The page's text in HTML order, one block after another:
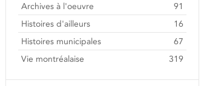
Archives à l'oeuvre
91
Histoires d'ailleurs
16
Histoires municipales
67
Vie montréalaise
319